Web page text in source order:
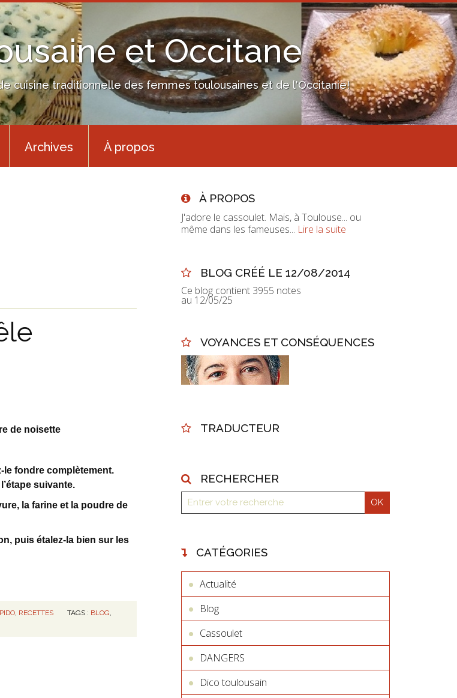
et Occitane
cuisine traditionnelle des femmes toulousaines et de l'Occitanie!
Archives À propos
de noisette
le fondre complètement.
suivante.
la farine et la poudre de
puis étalez-la bien sur les
, RECETTES TAGS : BLOG,
À PROPOS
J'adore le cassoulet. Mais, à Toulouse... ou
même dans les fameuses... Lire la suite
BLOG CRÉÉ LE 12/08/2014
Ce blog contient 3955 notes
au 12/05/25
VOYANCES ET CONSÉQUENCES
TRADUCTEUR
RECHERCHER
CATÉGORIES
Actualité
Blog
Cassoulet
DANGERS
Dico toulousain